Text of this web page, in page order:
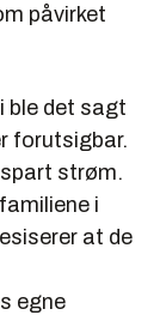
påvirket
ble det sagt
forutsigbar.
strøm.
i
at de
egne